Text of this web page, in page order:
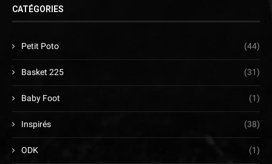
CATÉGORIES
Petit Poto (44)
Basket 225 (31)
Baby Foot (1)
Inspirés (38)
ODK (1)